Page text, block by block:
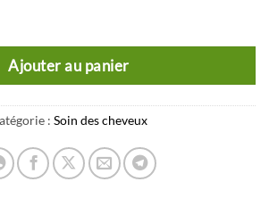
Shampooing Anti Pelliculaire
Ajouter au panier
: Soin des cheveux